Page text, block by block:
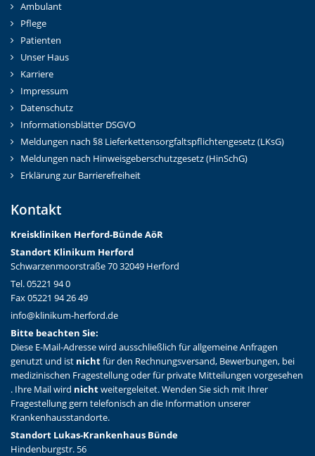
Ambulant
Pflege
Patienten
Unser Haus
Karriere
Impressum
Datenschutz
Informationsblätter DSGVO
Meldungen nach §8 Lieferkettensorgfaltspflichtengesetz (LKsG)
Meldungen nach Hinweisgeberschutzgesetz (HinSchG)
Erklärung zur Barrierefreiheit
Kontakt
Kreiskliniken Herford-Bünde AöR
Standort Klinikum Herford
Schwarzenmoorstraße 70 32049 Herford
Tel. 05221 94 0
Fax 05221 94 26 49
info@klinikum-herford.de
Bitte beachten Sie:
Diese E-Mail-Adresse wird ausschließlich für allgemeine Anfragen
genutzt und ist nichtfür den Rechnungsversand, Bewerbungen, bei
medizinischen Fragestellung oder für private Mitteilungen vorgesehen
. Ihre Mail wird nichtweitergeleitet. Wenden Sie sich mit Ihrer
Fragestellung gern telefonisch an die Information unserer
Krankenhausstandorte.
Standort Lukas-Krankenhaus Bünde
Hindenburgstr. 56